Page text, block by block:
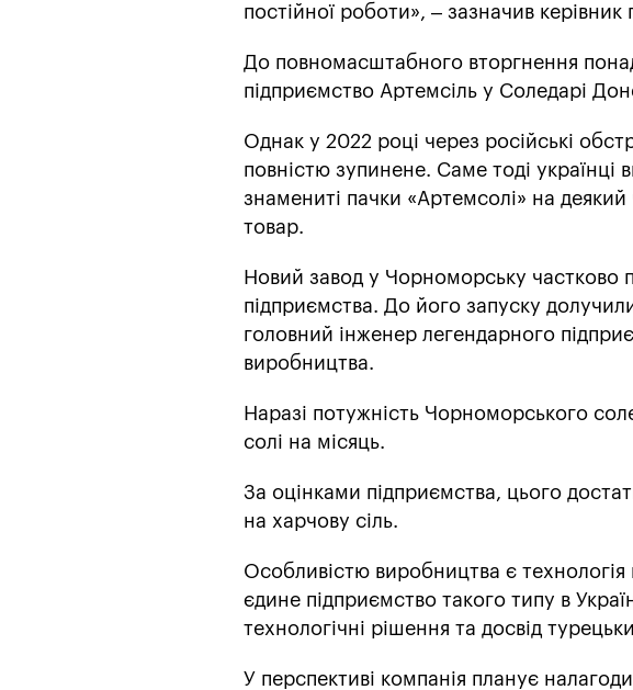
постійної роботи», – зазначив керівник
До повномасштабного вторгнення
підприємство Артемсіль у Соледарі
Однак у 2022 році через російські
повністю зупинене. Саме тоді українці
знамениті пачки «Артемсолі» на
товар.
Новий завод у Чорноморську частково
підприємства. До його запуску
головний інженер легендарного
виробництва.
Наразі потужність Чорноморського
солі на місяць.
За оцінками підприємства, цього
на харчову сіль.
Особливістю виробництва є
єдине підприємство такого типу в
технологічні рішення та досвід
У перспективі компанія планує